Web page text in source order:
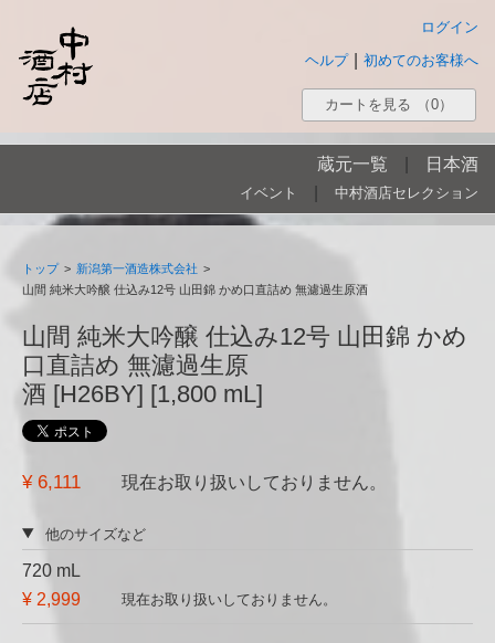
ログイン
初めてのお客様へ
ヘルプ
カートを見る （0）
蔵元一覧 日本酒
イベント 中村酒店セレクション
トップ > 新潟第一酒造株式会社 >
山間 純米大吟醸 仕込み12号 山田錦 かめ口直詰め 無濾過生原酒
山間 純米大吟醸 仕込み12号 山田錦 かめ
口直詰め 無濾過生原
酒 [H26BY] [1,800 mL]
¥ 6,111 現在お取り扱いしておりません。
他のサイズなど
720 mL
¥ 2,999
現在お取り扱いしておりません。